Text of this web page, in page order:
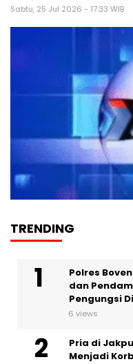
Sabtu, 25 Jul 2026 - 17:33 WIB
TRENDING
Polres
dan
Pengungsi
6 views
Pria di
Menjadi